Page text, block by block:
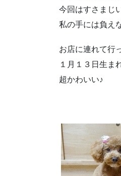
今回はすさまじ
私の手には負え
お店に連れて行
１月１３日生ま
超かわいい♪